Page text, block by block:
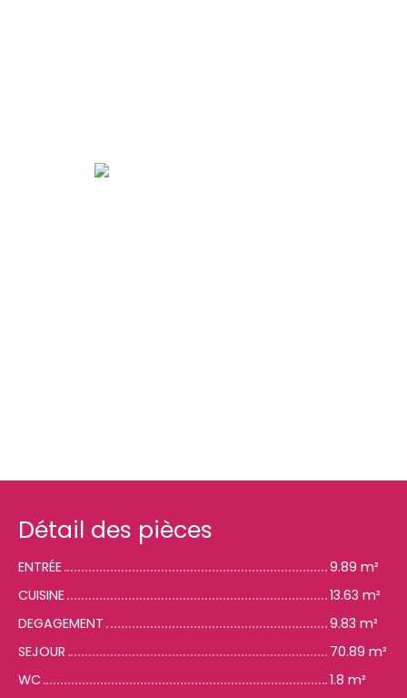
Détail des pièces
ENTRÉE
9.89 m²
CUISINE
13.63 m²
DEGAGEMENT
9.83 m²
SEJOUR
70.89 m²
WC
1.8 m²